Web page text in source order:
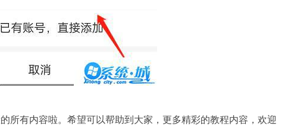
有内容啦。希望可以帮助到大家，更多精彩的教程内容，欢迎